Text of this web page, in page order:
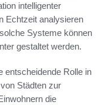
intelligenter
Echtzeit analysieren
Systeme können
gestaltet werden.
entscheidende Rolle in
Städten zur
die